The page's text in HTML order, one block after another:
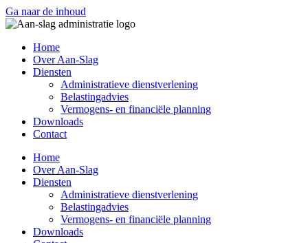
Ga naar de inhoud
Home
Over Aan-Slag
Diensten
Administratieve dienstverlening
Belastingadvies
Vermogens- en financiële planning
Downloads
Contact
Home
Over Aan-Slag
Diensten
Administratieve dienstverlening
Belastingadvies
Vermogens- en financiële planning
Downloads